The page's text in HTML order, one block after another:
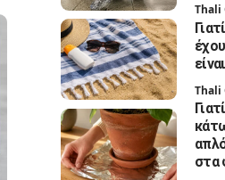
Thali
Thali
στα